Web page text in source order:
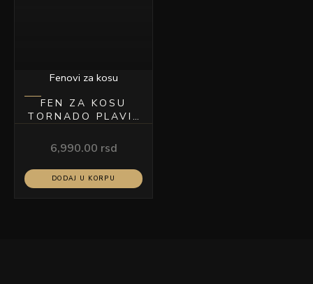
Fenovi za kosu
FEN ZA KOSU
TORNADO PLAVI-
6,990.00 rsd
DODAJ U KORPU